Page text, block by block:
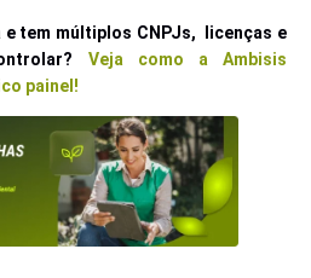
e tem múltiplos CNPJs, licenças e
Veja como a Ambisis
painel!